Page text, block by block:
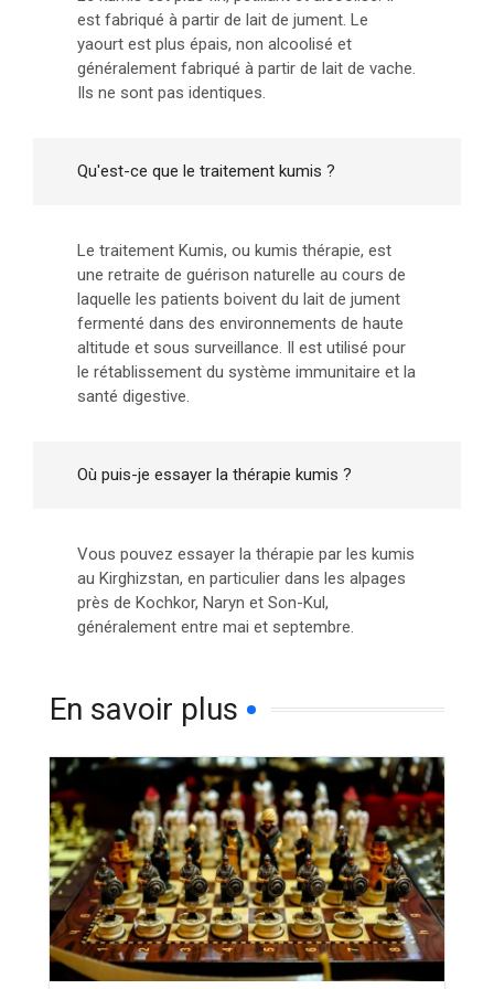
est fabriqué à partir de lait de jument. Le
yaourt est plus épais, non alcoolisé et
généralement fabriqué à partir de lait de vache.
Ils ne sont pas identiques.
Qu'est-ce que le traitement kumis ?
Le traitement Kumis, ou kumis thérapie, est
une retraite de guérison naturelle au cours de
laquelle les patients boivent du lait de jument
fermenté dans des environnements de haute
altitude et sous surveillance. Il est utilisé pour
le rétablissement du système immunitaire et la
santé digestive.
Où puis-je essayer la thérapie kumis ?
Vous pouvez essayer la thérapie par les kumis
au Kirghizstan, en particulier dans les alpages
près de Kochkor, Naryn et Son-Kul,
généralement entre mai et septembre.
En savoir plus